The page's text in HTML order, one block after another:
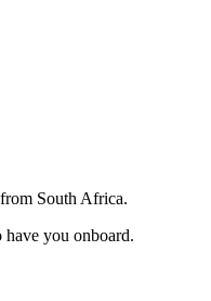
from South Africa.
have you onboard.